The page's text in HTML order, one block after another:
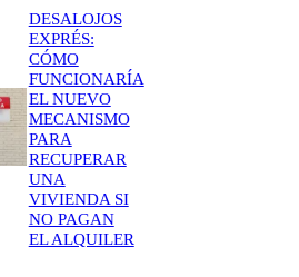
DESALOJOS
EXPRÉS:
CÓMO
FUNCIONARÍA
EL NUEVO
MECANISMO
PARA
RECUPERAR
UNA
VIVIENDA SI
NO PAGAN
EL ALQUILER